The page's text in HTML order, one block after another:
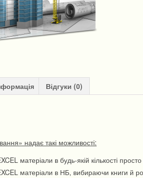
Відгуки (0)
надає такі можливості:
матеріали в будь-якій кількості
матеріали в НБ, вибираючи книги й